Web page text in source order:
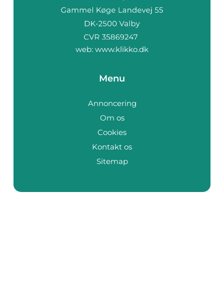
web: www.klikko.dk
Menu
Annoncering
Om os
Cookies
Kontakt os
Sitemap